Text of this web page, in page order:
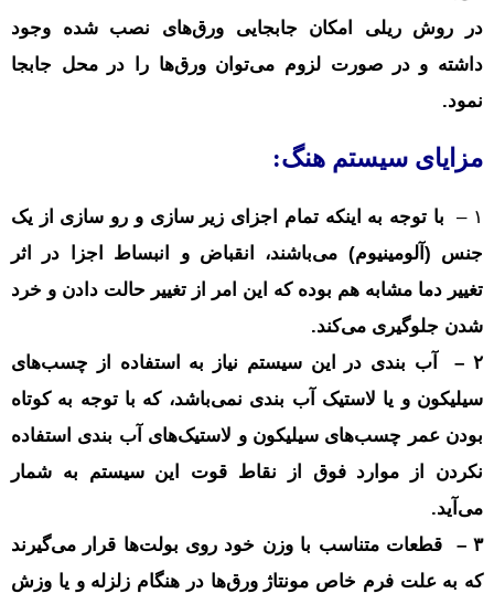
در روش ریلی امکان جابجایی ورق‌های نصب شده وجود
داشته و در صورت لزوم می‌توان ورق‌ها را در محل جابجا
نمود.
مزایای سیستم هنگ:
۱ –
با توجه به اینکه تمام اجزای زیر سازی و رو سازی از یک
جنس (آلومینیوم) می‌باشند، انقباض و انبساط اجزا در اثر
تغییر دما مشابه هم بوده که این امر از تغییر حالت دادن و خرد
شدن جلوگیری می‌کند.
۲ – آب بندی در این سیستم نیاز به استفاده از چسب‌های
سیلیکون و یا لاستیک آب بندی نمی‌باشد، که با توجه به کوتاه
بودن عمر چسب‌های سیلیکون و لاستیک‌های آب بندی استفاده
نکردن از موارد فوق از نقاط قوت این سیستم به شمار
می‌آید.
۳ – قطعات متناسب با وزن خود روی بولت‌ها قرار می‌گیرند
که به علت فرم خاص مونتاژ ورق‌ها در هنگام زلزله و یا وزش